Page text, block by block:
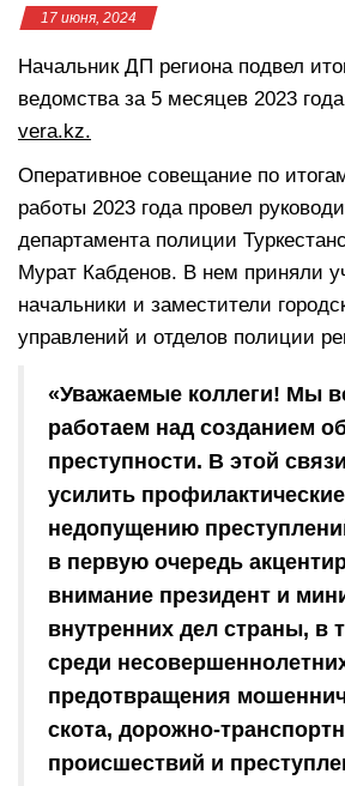
17 июня, 2024
Начальник ДП региона подвел
ведомства за 5 месяцев 2023
vera.kz.
Оперативное совещание по
работы 2023 года провел
департамента полиции
Мурат Кабденов. В нем приняли
начальники и заместители
управлений и отделов полиции
«Уважаемые коллеги! Мы
работаем над созданием
преступности. В этой
усилить
недопущению
в первую очередь
внимание президент и
внутренних дел страны, в
среди
предотвращения
скота, дорожно-
происшествий и